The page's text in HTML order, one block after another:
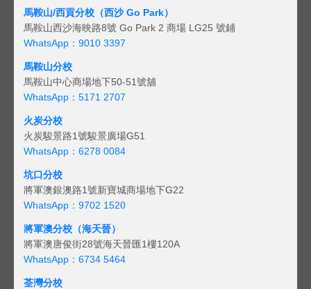
馬鞍山/西貢分校（西沙 Go Park）
馬鞍山西沙海映路8號 Go Park 2 商場 LG25 號鋪
WhatsApp：9010 3397
馬鞍山分校
馬鞍山中心商場地下50-51號舖
WhatsApp：5171 2707
火炭分校
火炭駿景路1號駿景廣場G51
WhatsApp：6278 0084
坑口分校
將軍澳銀澳路1號新寶城商場地下G22
WhatsApp：9702 1520
將軍澳分校（海天晉）
將軍澳唐俊街28號海天晉匯1樓120A
WhatsApp：6734 5464
荃灣分校